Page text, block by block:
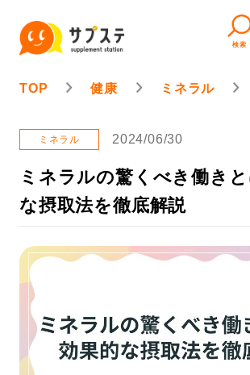
検索
TOP 健康 ミネラル
ミネラル 2024/06/30
ミネラルの驚くべき働き
な摂取法を徹底解説